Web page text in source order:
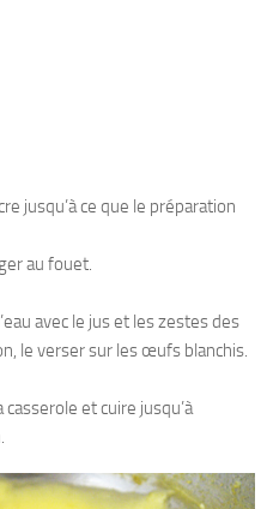
jusqu’à ce que le préparation
au fouet.
avec le jus et les zestes des
le verser sur les œufs blanchis.
et cuire jusqu’à